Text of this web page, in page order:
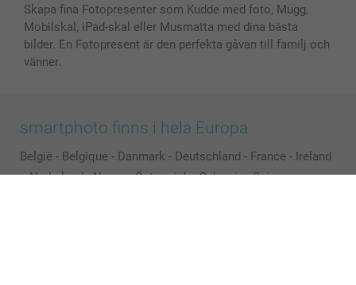
Skapa fina Fotopresenter som Kudde med foto, Mugg,
Mobilskal, iPad-skal eller Musmatta med dina bästa
bilder. En Fotopresent är den perfekta gåvan till familj och
vänner.
smartphoto finns i hela Europa
België - Belgique - Danmark - Deutschland - France - Ireland
- Nederland - Norge - Österreich - Schweiz - Suisse -